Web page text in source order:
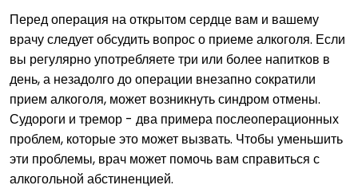
Перед операция на открытом сердце вам и вашему
врачу следует обсудить вопрос о приеме алкоголя. Если
вы регулярно употребляете три или более напитков в
день, а незадолго до операции внезапно сократили
прием алкоголя, может возникнуть синдром отмены.
Судороги и тремор - два примера послеоперационных
проблем, которые это может вызвать. Чтобы уменьшить
эти проблемы, врач может помочь вам справиться с
алкогольной абстиненцией.